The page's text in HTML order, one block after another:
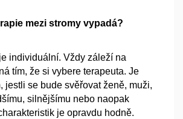
mezi stromy vypadá?
individuální. Vždy záleží na
tím, že si vybere terapeuta. Je
jestli se bude svěřovat ženě, muži,
silnějšímu nebo naopak
je opravdu hodně.